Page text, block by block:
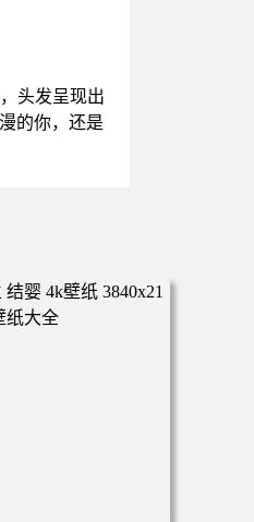
头发呈现出
的你，还是